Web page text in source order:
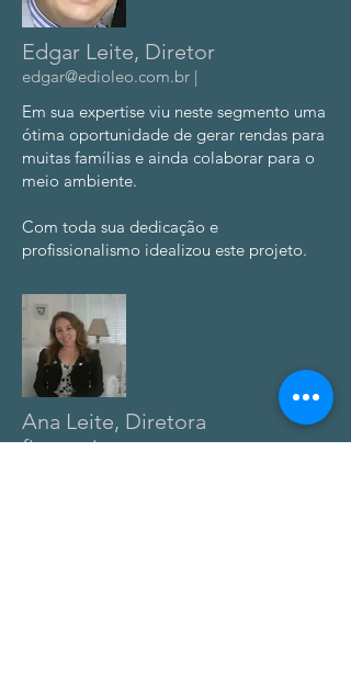
Edgar Leite, Diretor
edgar@edioleo.com.br |
Em sua expertise viu neste segmento uma
ótima oportunidade de gerar rendas para
muitas famílias e ainda colaborar para o
meio ambiente.
Com toda sua dedicação e
profissionalismo idealizou este projeto.
Ana Leite, Diretora
financeira